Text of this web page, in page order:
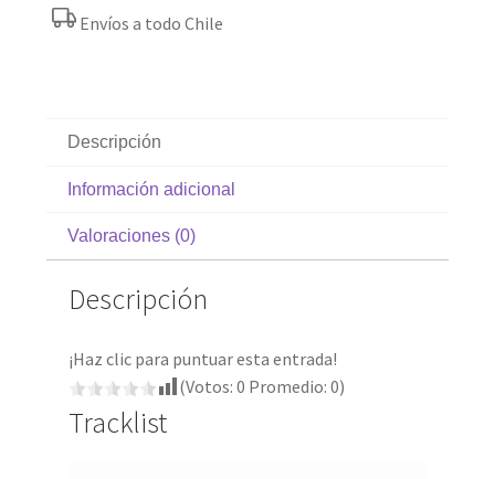
Envíos a todo Chile
Descripción
Información adicional
Valoraciones (0)
Descripción
¡Haz clic para puntuar esta entrada!
(Votos: 0 Promedio: 0)
Tracklist